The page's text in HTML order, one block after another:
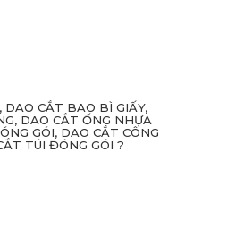
CẮT BAO BÌ GIẤY,
DAO CẮT ỐNG NHỰA
GÓI, DAO CẮT CÔNG
TÚI ĐÓNG GÓI ?